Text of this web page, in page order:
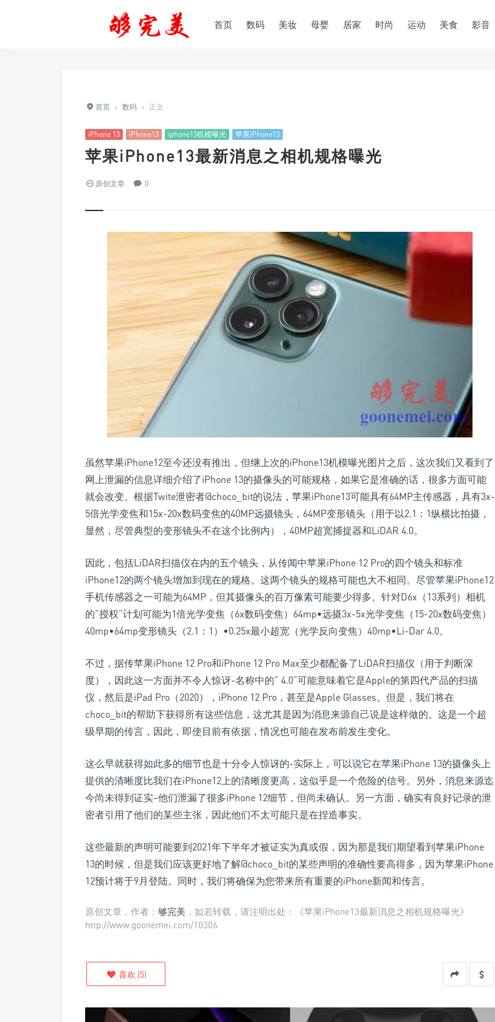
首页 数码 美妆 母婴 居家 时尚 运动 美食 影音
首页 › 数码 › 正文
iPhone 13 iPhone13 iphone13机模曝光 苹果iPhone13
苹果iPhone13最新消息之相机规格曝光
原创文章 0
虽然苹果iPhone12至今还没有推出，但继上次的iPhone13机模曝光图片之后，这次我们又看到了
网上泄漏的信息详细介绍了iPhone 13的摄像头的可能规格，如果它是准确的话，很多方面可能
就会改变。根据Twite泄密者@choco_bit的说法，苹果iPhone13可能具有64MP主传感器，具有3x-
5倍光学变焦和15x-20x数码变焦的40MP远摄镜头，64MP变形镜头（用于以2.1：1纵横比拍摄，
显然，尽管典型的变形镜头不在这个比例内），40MP超宽捕捉器和LiDAR 4.0。
因此，包括LiDAR扫描仪在内的五个镜头，从传闻中苹果iPhone 12 Pro的四个镜头和标准
iPhone12的两个镜头增加到现在的规格。这两个镜头的规格可能也大不相同。尽管苹果iPhone12
手机传感器之一可能为64MP，但其摄像头的百万像素可能要少得多。针对D6x（13系列）相机
的“授权”计划可能为1倍光学变焦（6x数码变焦）64mp•远摄3x-5x光学变焦（15-20x数码变焦）
40mp•64mp变形镜头（2.1：1）•0.25x最小超宽（光学反向变焦）40mp•Li-Dar 4.0。
不过，据传苹果iPhone 12 Pro和iPhone 12 Pro Max至少都配备了LiDAR扫描仪（用于判断深
度），因此这一方面并不令人惊讶-名称中的“ 4.0”可能意味着它是Apple的第四代产品的扫描
仪，然后是iPad Pro（2020），iPhone 12 Pro，甚至是Apple Glasses。但是，我们将在
choco_bit的帮助下获得所有这些信息，这尤其是因为消息来源自己说是这样做的。这是一个超
级早期的传言，因此，即使目前有依据，情况也可能在发布前发生变化。
这么早就获得如此多的细节也是十分令人惊讶的-实际上，可以说它在苹果iPhone 13的摄像头上
提供的清晰度比我们在iPhone12上的清晰度更高，这似乎是一个危险的信号。另外，消息来源迄
今尚未得到证实–他们泄漏了很多iPhone 12细节，但尚未确认。另一方面，确实有良好记录的泄
密者引用了他们的某些主张，因此他们不太可能只是在捏造事实。
这些最新的声明可能要到2021年下半年才被证实为真或假，因为那是我们期望看到苹果iPhone
13的时候，但是我们应该更好地了解@choco_bit的某些声明的准确性要高得多，因为苹果iPhone
12预计将于9月登陆。同时，我们将确保为您带来所有重要的iPhone新闻和传言。
原创文章，作者： 够完美 ，如若转载，请注明出处：《苹果iPhone13最新消息之相机规格曝光》
http://www.goonemei.com/10306
喜欢 (5)